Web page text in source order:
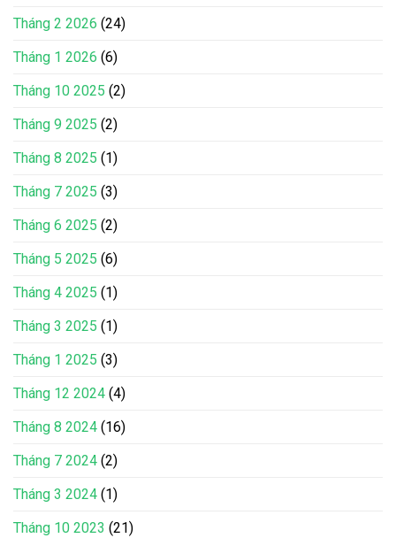
Tháng 2 2026 (24)
Tháng 1 2026 (6)
Tháng 10 2025 (2)
Tháng 9 2025 (2)
Tháng 8 2025 (1)
Tháng 7 2025 (3)
Tháng 6 2025 (2)
Tháng 5 2025 (6)
Tháng 4 2025 (1)
Tháng 3 2025 (1)
Tháng 1 2025 (3)
Tháng 12 2024 (4)
Tháng 8 2024 (16)
Tháng 7 2024 (2)
Tháng 3 2024 (1)
Tháng 10 2023 (21)